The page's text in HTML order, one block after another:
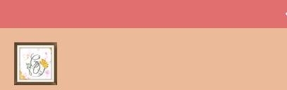
au
contenu
principal